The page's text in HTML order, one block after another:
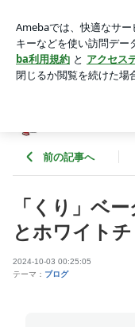
チキベーグルのブログ
アプリをダウンロード
ょう。
前の記事へ
「くり」ベ
とホワイトチ
2024-10-03 00:25:05
テーマ： ブログ